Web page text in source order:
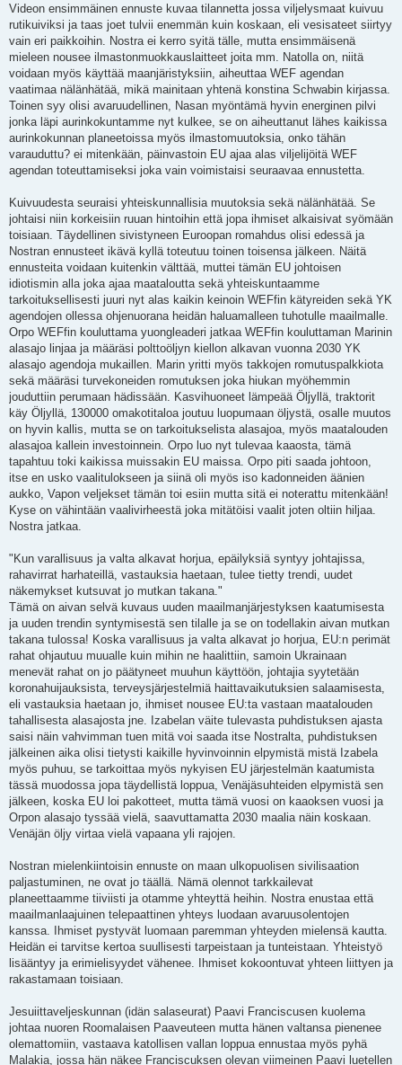
i
Videon ensimmäinen ennuste kuvaa tilannetta jossa viljelysmaat kuivuu
rutikuiviksi ja taas joet tulvii enemmän kuin koskaan, eli vesisateet siirtyy
vain eri paikkoihin. Nostra ei kerro syitä tälle, mutta ensimmäisenä
mieleen nousee ilmastonmuokkauslaitteet joita mm. Natolla on, niitä
voidaan myös käyttää maanjäristyksiin, aiheuttaa WEF agendan
vaatimaa nälänhätää, mikä mainitaan yhtenä konstina Schwabin kirjassa.
Toinen syy olisi avaruudellinen, Nasan myöntämä hyvin energinen pilvi
jonka läpi aurinkokuntamme nyt kulkee, se on aiheuttanut lähes kaikissa
aurinkokunnan planeetoissa myös ilmastomuutoksia, onko tähän
varauduttu? ei mitenkään, päinvastoin EU ajaa alas viljelijöitä WEF
agendan toteuttamiseksi joka vain voimistaisi seuraavaa ennustetta.
Kuivuudesta seuraisi yhteiskunnallisia muutoksia sekä nälänhätää. Se
johtaisi niin korkeisiin ruuan hintoihin että jopa ihmiset alkaisivat syömään
toisiaan. Täydellinen sivistyneen Euroopan romahdus olisi edessä ja
Nostran ennusteet ikävä kyllä toteutuu toinen toisensa jälkeen. Näitä
ennusteita voidaan kuitenkin välttää, muttei tämän EU johtoisen
idiotismin alla joka ajaa maataloutta sekä yhteiskuntaamme
tarkoituksellisesti juuri nyt alas kaikin keinoin WEFfin kätyreiden sekä YK
agendojen ollessa ohjenuorana heidän haluamalleen tuhotulle maailmalle.
Orpo WEFfin kouluttama yuongleaderi jatkaa WEFfin kouluttaman Marinin
alasajo linjaa ja määräsi polttoöljyn kiellon alkavan vuonna 2030 YK
alasajo agendoja mukaillen. Marin yritti myös takkojen romutuspalkkiota
sekä määräsi turvekoneiden romutuksen joka hiukan myöhemmin
jouduttiin perumaan hädissään. Kasvihuoneet lämpeää Öljyllä, traktorit
käy Öljyllä, 130000 omakotitaloa joutuu luopumaan öljystä, osalle muutos
on hyvin kallis, mutta se on tarkoitukselista alasajoa, myös maatalouden
alasajoa kallein investoinnein. Orpo luo nyt tulevaa kaaosta, tämä
tapahtuu toki kaikissa muissakin EU maissa. Orpo piti saada johtoon,
itse en usko vaalitulokseen ja siinä oli myös iso kadonneiden äänien
aukko, Vapon veljekset tämän toi esiin mutta sitä ei noterattu mitenkään!
Kyse on vähintään vaalivirheestä joka mitätöisi vaalit joten oltiin hiljaa.
Nostra jatkaa.
"Kun varallisuus ja valta alkavat horjua, epäilyksiä syntyy johtajissa,
rahavirrat harhateillä, vastauksia haetaan, tulee tietty trendi, uudet
näkemykset kutsuvat jo mutkan takana."
Tämä on aivan selvä kuvaus uuden maailmanjärjestyksen kaatumisesta
ja uuden trendin syntymisestä sen tilalle ja se on todellakin aivan mutkan
takana tulossa! Koska varallisuus ja valta alkavat jo horjua, EU:n perimät
rahat ohjautuu muualle kuin mihin ne haalittiin, samoin Ukrainaan
menevät rahat on jo päätyneet muuhun käyttöön, johtajia syytetään
koronahuijauksista, terveysjärjestelmiä haittavaikutuksien salaamisesta,
eli vastauksia haetaan jo, ihmiset nousee EU:ta vastaan maatalouden
tahallisesta alasajosta jne. Izabelan väite tulevasta puhdistuksen ajasta
saisi näin vahvimman tuen mitä voi saada itse Nostralta, puhdistuksen
jälkeinen aika olisi tietysti kaikille hyvinvoinnin elpymistä mistä Izabela
myös puhuu, se tarkoittaa myös nykyisen EU järjestelmän kaatumista
tässä muodossa jopa täydellistä loppua, Venäjäsuhteiden elpymistä sen
jälkeen, koska EU loi pakotteet, mutta tämä vuosi on kaaoksen vuosi ja
Orpon alasajo tyssää vielä, saavuttamatta 2030 maalia näin koskaan.
Venäjän öljy virtaa vielä vapaana yli rajojen.
Nostran mielenkiintoisin ennuste on maan ulkopuolisen sivilisaation
paljastuminen, ne ovat jo täällä. Nämä olennot tarkkailevat
planeettaamme tiiviisti ja otamme yhteyttä heihin. Nostra enustaa että
maailmanlaajuinen telepaattinen yhteys luodaan avaruusolentojen
kanssa. Ihmiset pystyvät luomaan paremman yhteyden mielensä kautta.
Heidän ei tarvitse kertoa suullisesti tarpeistaan ja tunteistaan. Yhteistyö
lisääntyy ja erimielisyydet vähenee. Ihmiset kokoontuvat yhteen liittyen ja
rakastamaan toisiaan.
Jesuiittaveljeskunnan (idän salaseurat) Paavi Franciscusen kuolema
johtaa nuoren Roomalaisen Paaveuteen mutta hänen valtansa pienenee
olemattomiin, vastaava katollisen vallan loppua ennustaa myös pyhä
Malakia, jossa hän näkee Franciscuksen olevan viimeinen Paavi luetellen